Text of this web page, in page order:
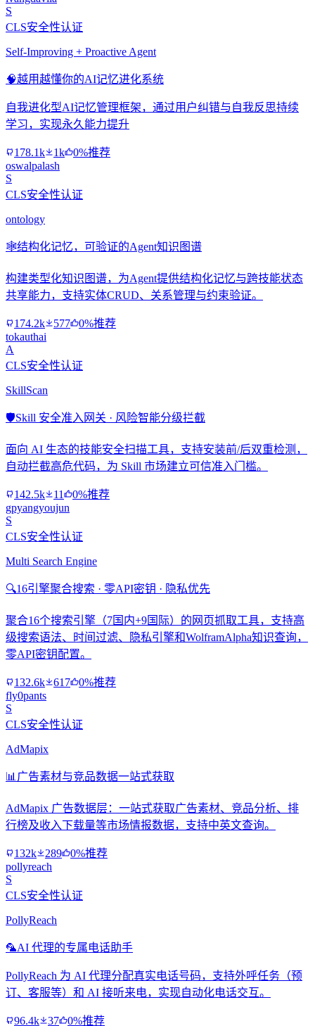
S
CLS安全性认证
Self-Improving + Proactive Agent
🧠越用越懂你的AI记忆进化系统
自我进化型AI记忆管理框架，通过用户纠错与自我反思持续
学习，实现永久能力提升
178.1k 1k
0%推荐
oswalpalash
S
CLS安全性认证
ontology
🕸️结构化记忆，可验证的Agent知识图谱
构建类型化知识图谱，为Agent提供结构化记忆与跨技能状态
共享能力，支持实体CRUD、关系管理与约束验证。
174.2k 577
0%推荐
tokauthai
A
CLS安全性认证
SkillScan
🛡️Skill 安全准入网关 · 风险智能分级拦截
面向 AI 生态的技能安全扫描工具，支持安装前/后双重检测，
自动拦截高危代码，为 Skill 市场建立可信准入门槛。
142.5k 11
0%推荐
gpyangyoujun
S
CLS安全性认证
Multi Search Engine
🔍16引擎聚合搜索 · 零API密钥 · 隐私优先
聚合16个搜索引擎（7国内+9国际）的网页抓取工具，支持高
级搜索语法、时间过滤、隐私引擎和WolframAlpha知识查询，
零API密钥配置。
132.6k 617
0%推荐
fly0pants
S
CLS安全性认证
AdMapix
📊 广告素材与竞品数据一站式获取
AdMapix 广告数据层：一站式获取广告素材、竞品分析、排
行榜及收入下载量等市场情报数据，支持中英文查询。
132k 289
0%推荐
pollyreach
S
CLS安全性认证
PollyReach
🦜AI 代理的专属电话助手
PollyReach 为 AI 代理分配真实电话号码，支持外呼任务（预
订、客服等）和 AI 接听来电，实现自动化电话交互。
96.4k 37 0%推荐